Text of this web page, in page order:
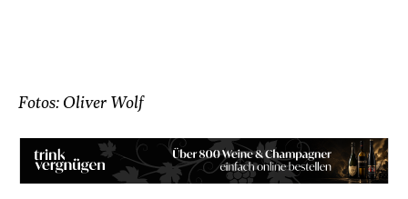
Fotos: Oliver Wolf